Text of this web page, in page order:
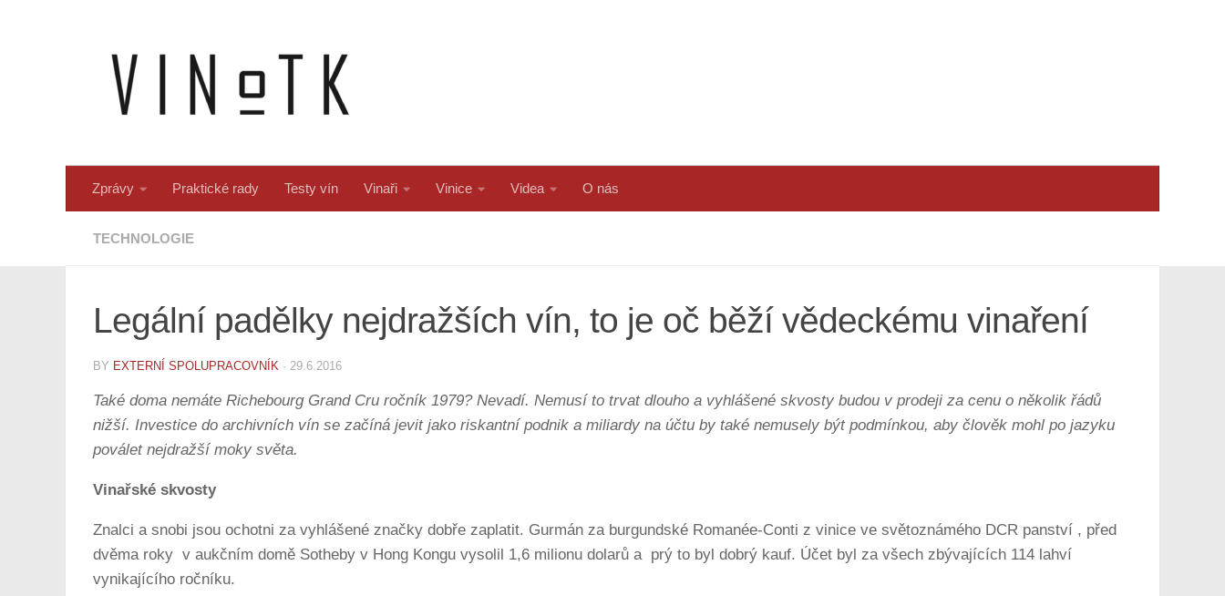
Zprávy Praktické rady Testy vín Vinaři Vinice Videa O nás
TECHNOLOGIE
Legální padělky nejdražších vín, to je oč běží vědeckému vinaření
BY EXTERNÍ SPOLUPRACOVNÍK · 29.6.2016
Také doma nemáte Richebourg Grand Cru ročník 1979? Nevadí. Nemusí to trvat dlouho a vyhlášené skvosty budou v prodeji za cenu o několik řádů
nižší. Investice do archivních vín se začíná jevit jako riskantní podnik a miliardy na účtu by také nemusely být podmínkou, aby člověk mohl po jazyku
poválet nejdražší moky světa.
Vinařské skvosty
Znalci a snobi jsou ochotni za vyhlášené značky dobře zaplatit. Gurmán za burgundské Romanée-Conti z vinice ve světoznámého DCR panství , před
dvěma roky v aukčním domě Sotheby v Hong Kongu vysolil 1,6 milionu dolarů a prý to byl dobrý kauf. Účet byl za všech zbývajících 114 lahví
vynikajícího ročníku.